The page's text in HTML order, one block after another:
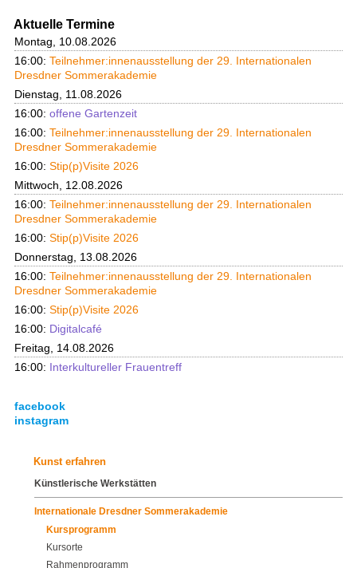
Aktuelle Termine
Montag, 10.08.2026
16:00: Teilnehmer:innenausstellung der 29. Internationalen
Dresdner Sommerakademie
Dienstag, 11.08.2026
16:00: offene Gartenzeit
16:00: Teilnehmer:innenausstellung der 29. Internationalen
Dresdner Sommerakademie
16:00: Stip(p)Visite 2026
Mittwoch, 12.08.2026
16:00: Teilnehmer:innenausstellung der 29. Internationalen
Dresdner Sommerakademie
16:00: Stip(p)Visite 2026
Donnerstag, 13.08.2026
16:00: Teilnehmer:innenausstellung der 29. Internationalen
Dresdner Sommerakademie
16:00: Stip(p)Visite 2026
16:00: Digitalcafé
Freitag, 14.08.2026
16:00: Interkultureller Frauentreff
facebook
instagram
Kunst erfahren
Künstlerische Werkstätten
Internationale Dresdner Sommerakademie
Kursprogramm
Kursorte
Rahmenprogramm